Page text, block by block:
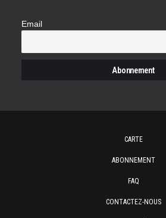
Email
CARTE
ABONNEMENT
FAQ
CONTACTEZ-NOUS